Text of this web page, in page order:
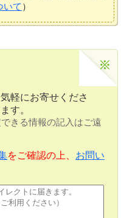
いて ）
軽にお寄せくださ
す。
きる情報の記入はご遠
をご確認の上、 お問い